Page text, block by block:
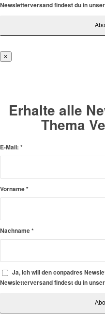
Newsletterversand findest du in
×
Erhalte alle
Thema
E-Mail: *
Vorname*
Nachname*
Ja, ich will den conpadres
Newsletterversand findest du in